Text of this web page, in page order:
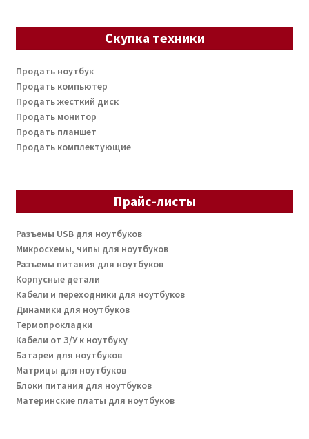
Скупка техники
Продать ноутбук
Продать компьютер
Продать жесткий диск
Продать монитор
Продать планшет
Продать комплектующие
Прайс-листы
Разъемы USB для ноутбуков
Микросхемы, чипы для ноутбуков
Разъемы питания для ноутбуков
Корпусные детали
Кабели и переходники для ноутбуков
Динамики для ноутбуков
Термопрокладки
Кабели от З/У к ноутбуку
Батареи для ноутбуков
Матрицы для ноутбуков
Блоки питания для ноутбуков
Материнские платы для ноутбуков